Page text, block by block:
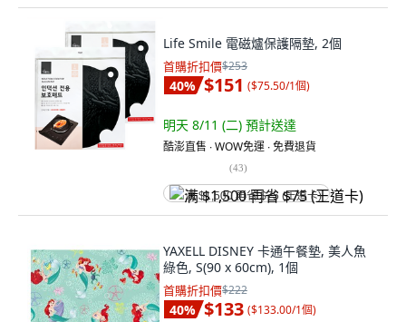
Life Smile 電磁爐保護隔墊, 2個
首購折扣價$253
40% $151 ($75.50/1個)
明天 8/11 (二) 預計送達
酷澎直售 ∙ WOW免運 ∙ 免費退貨
(43)
满 $1,500 再省 $75 (王道卡)
YAXELL DISNEY 卡通午餐墊, 美人魚
綠色, S(90 x 60cm), 1個
首購折扣價$222
40% $133 ($133.00/1個)